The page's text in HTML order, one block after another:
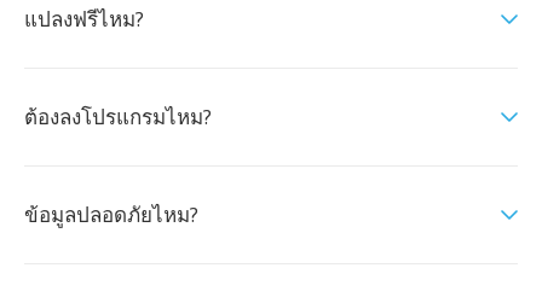
แปลงฟรีไหม?
ต้องลงโปรแกรมไหม?
ข้อมูลปลอดภัยไหม?